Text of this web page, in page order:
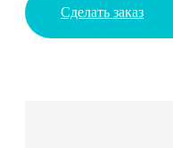
Сделать заказ